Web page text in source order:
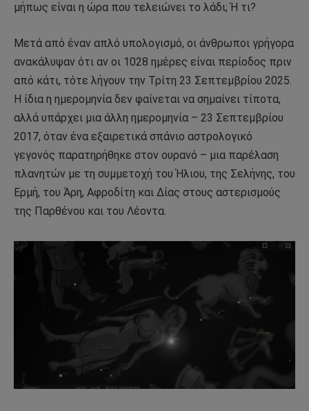
μήπως είναι η ώρα που τελειώνει το λάδι; Ή τι?
Μετά από έναν απλό υπολογισμό, οι άνθρωποι γρήγορα
ανακάλυψαν ότι αν οι 1028 ημέρες είναι περίοδος πριν
από κάτι, τότε λήγουν την Τρίτη 23 Σεπτεμβρίου 2025.
Η ίδια η ημερομηνία δεν φαίνεται να σημαίνει τίποτα,
αλλά υπάρχει μια άλλη ημερομηνία – 23 Σεπτεμβρίου
2017, όταν ένα εξαιρετικά σπάνιο αστρολογικό
γεγονός παρατηρήθηκε στον ουρανό – μια παρέλαση
πλανητών με τη συμμετοχή του Ήλιου, της Σελήνης, του
Ερμή, του Άρη, Αφροδίτη και Δίας στους αστερισμούς
της Παρθένου και του Λέοντα.